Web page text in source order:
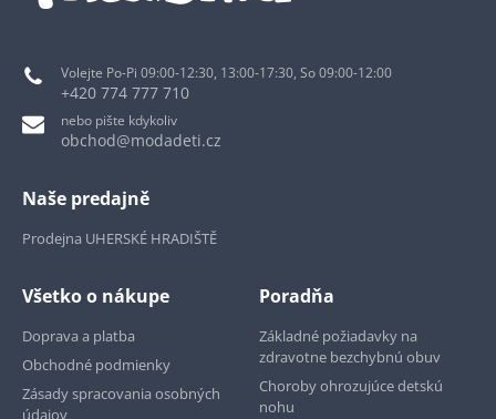
Volejte Po-Pi 09:00-12:30, 13:00-17:30, So 09:00-12:00
+420 774 777 710
nebo pište kdykoliv
obchod@modadeti.cz
Naše predajně
Prodejna UHERSKÉ HRADIŠTĚ
Všetko o nákupe
Doprava a platba
Obchodné podmienky
Zásady spracovania osobných
údajov
Poradňa
Základné požiadavky na
zdravotne bezchybnú obuv
Choroby ohrozujúce detskú
nohu